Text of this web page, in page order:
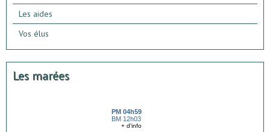
Les aides
Vos élus
Les marées